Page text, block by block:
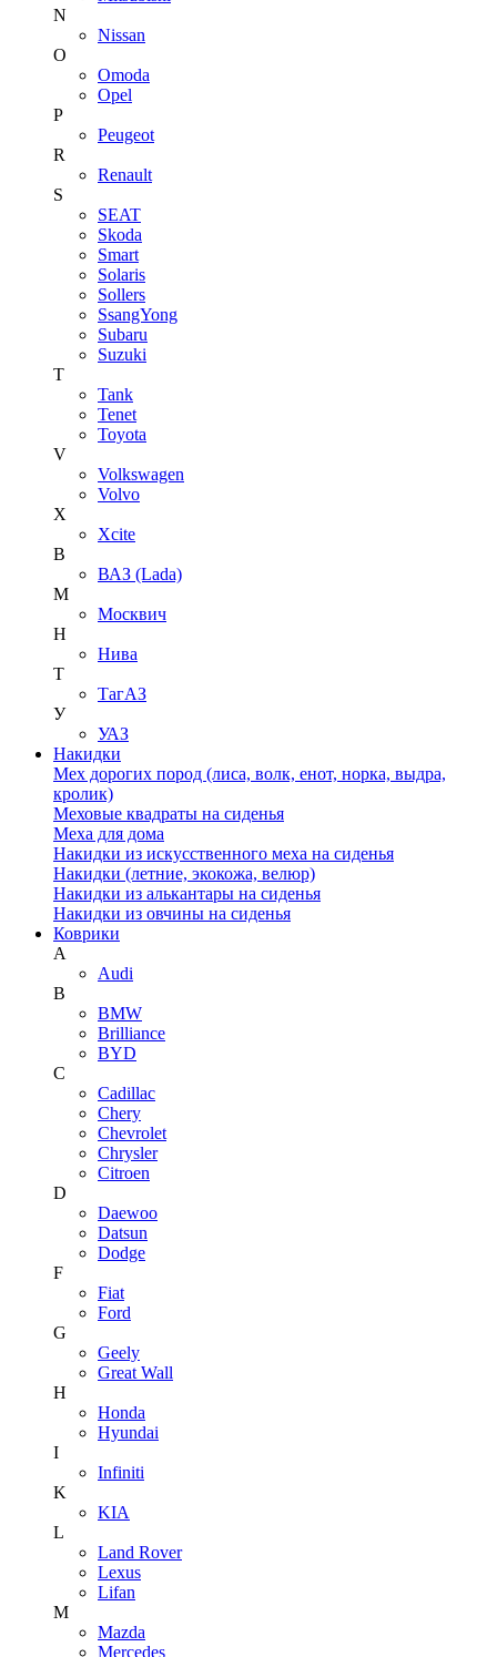
N
Nissan
O
Omoda
Opel
P
Peugeot
R
Renault
S
SEAT
Skoda
Smart
Solaris
Sollers
SsangYong
Subaru
Suzuki
T
Tank
Tenet
Toyota
V
Volkswagen
Volvo
X
Xcite
В
ВАЗ (Lada)
М
Москвич
Н
Нива
Т
ТагАЗ
У
УАЗ
Накидки
Мех дорогих пород (лиса, волк, енот, норка, выдра,
кролик)
Меховые квадраты на сиденья
Меха для дома
Накидки из искусственного меха на сиденья
Накидки (летние, экокожа, велюр)
Накидки из алькантары на сиденья
Накидки из овчины на сиденья
Коврики
A
Audi
B
BMW
Brilliance
BYD
C
Cadillac
Chery
Chevrolet
Chrysler
Citroen
D
Daewoo
Datsun
Dodge
F
Fiat
Ford
G
Geely
Great Wall
H
Honda
Hyundai
I
Infiniti
K
KIA
L
Land Rover
Lexus
Lifan
M
Mazda
Mercedes